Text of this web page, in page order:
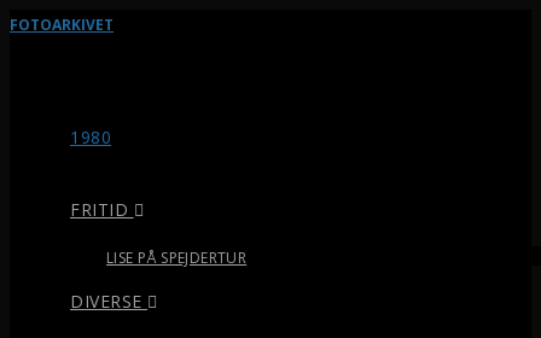
FOTOARKIVET
1980
FRITID
LISE PÅ SPEJDERTUR
DIVERSE